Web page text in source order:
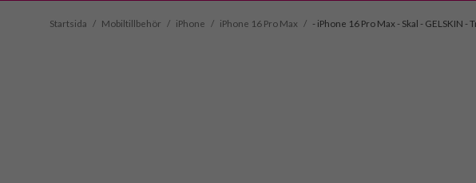
Startsida / Mobiltillbehör / iPhone / iPhone 16 Pro Max / - iPhone 16 Pro Max - Skal - GELSKIN -